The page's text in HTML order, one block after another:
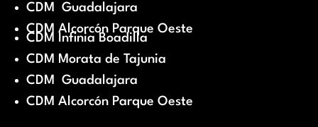
CDM Guadalajara
CDM Alcorcón Parque Oeste
CDM Infinia Boadilla
CDM Morata de Tajunia
CDM Guadalajara
CDM Alcorcón Parque Oeste